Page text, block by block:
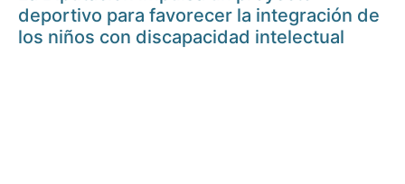
deportivo para favorecer la integración de
los niños con discapacidad intelectual